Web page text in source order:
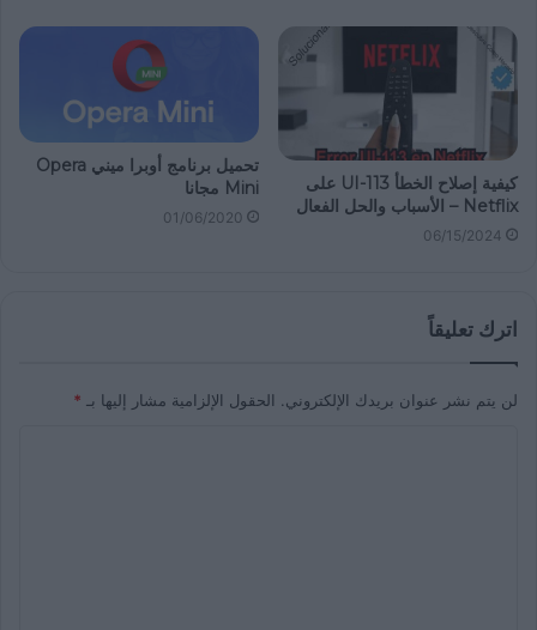
كيفية إصلاح الخطأ UI-113 على
Netflix – الأسباب والحل الفعال
06/15/2024
تحميل برنامج أوبرا ميني Opera
Mini مجانا
01/06/2020
اترك تعليقاً
لن يتم نشر عنوان بريدك الإلكتروني. الحقول الإلزامية مشار إليها بـ *